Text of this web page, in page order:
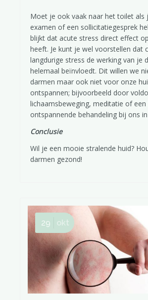
Moet je ook vaak naar het toilet als
examen of een sollicitatiegesprek
blijkt dat acute stress direct effect
heeft. Je kunt je wel voorstellen dat
langdurige stress de werking van je
helemaal beïnvloedt. Dit willen we
darmen maar ook niet voor onze
ontspannen; bijvoorbeeld door
lichaamsbeweging, meditatie of een
ontspannende behandeling bij ons
Conclusie
Wil je een mooie stralende huid?
darmen gezond!
29 okt